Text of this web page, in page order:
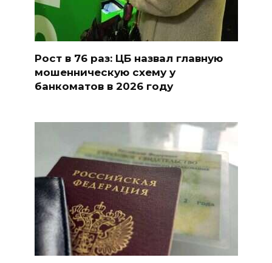
Рост в 76 раз: ЦБ назвал главную
мошенническую схему у
банкоматов в 2026 году